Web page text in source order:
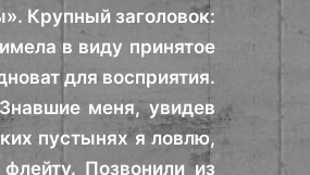
Крупный заголовок:
в виду принятое
для восприятия.
меня, увидев
пустынях я ловлю,
Позвонили из